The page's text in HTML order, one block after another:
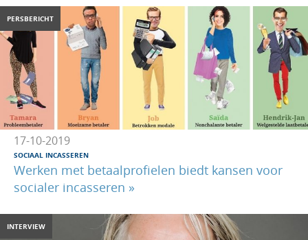
PERSBERICHT
17-10-2019
SOCIAAL INCASSEREN
Werken met betaalprofielen biedt kansen voor
socialer incasseren »
INTERVIEW